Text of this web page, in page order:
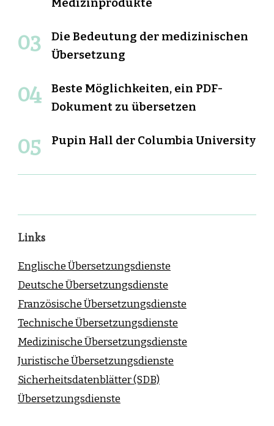
Die Bedeutung der medizinischen
Übersetzung
Beste Möglichkeiten, ein PDF-
Dokument zu übersetzen
Pupin Hall der Columbia University
Links
Englische Übersetzungsdienste
Deutsche Übersetzungsdienste
Französische Übersetzungsdienste
Technische Übersetzungsdienste
Medizinische Übersetzungsdienste
Juristische Übersetzungsdienste
Sicherheitsdatenblätter (SDB)
Übersetzungsdienste